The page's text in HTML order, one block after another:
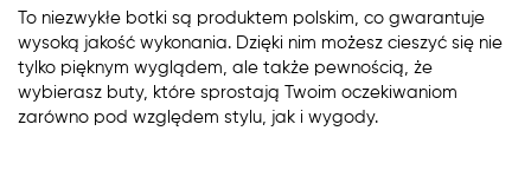
To niezwykłe botki są produktem polskim, co gwarantuje
wysoką jakość wykonania. Dzięki nim możesz cieszyć się nie
tylko pięknym wyglądem, ale także pewnością, że
wybierasz buty, które sprostają Twoim oczekiwaniom
zarówno pod względem stylu, jak i wygody.